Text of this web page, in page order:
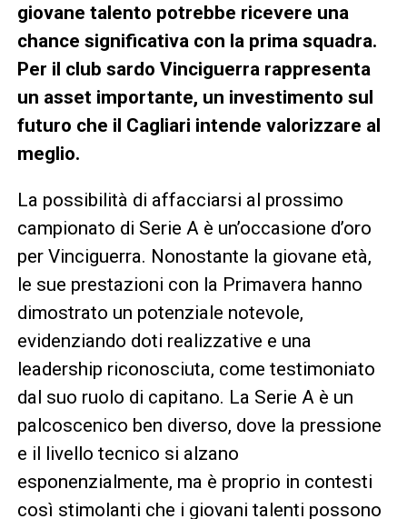
giovane talento potrebbe ricevere una
chance significativa con la prima squadra.
Per il club sardo Vinciguerra rappresenta
un asset importante, un investimento sul
futuro che il Cagliari intende valorizzare al
meglio.
La possibilità di affacciarsi al prossimo
campionato di Serie A è un’occasione d’oro
per Vinciguerra. Nonostante la giovane età,
le sue prestazioni con la Primavera hanno
dimostrato un potenziale notevole,
evidenziando doti realizzative e una
leadership riconosciuta, come testimoniato
dal suo ruolo di capitano. La Serie A è un
palcoscenico ben diverso, dove la pressione
e il livello tecnico si alzano
esponenzialmente, ma è proprio in contesti
così stimolanti che i giovani talenti possono